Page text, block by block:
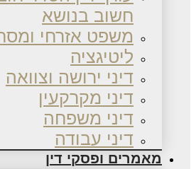
חשוב בנושא
משפט אזרחי
ליטיגציה
דיני ירושה וצוואה
דיני מקרקעין
דיני משפחה
דיני עבודה
מאמרים ופסקי דין